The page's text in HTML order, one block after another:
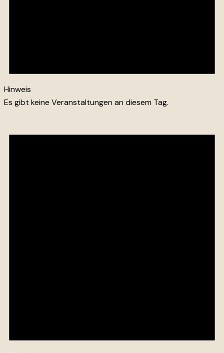
Hinweis
Es gibt keine Veranstaltungen an diesem Tag.